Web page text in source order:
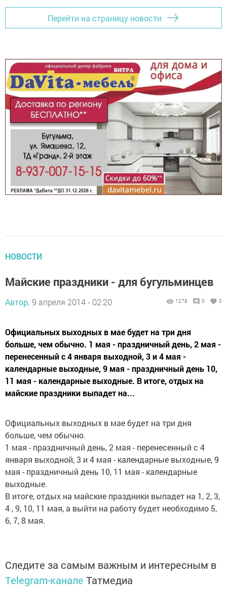
Перейти на страницу новости
НОВОСТИ
Майские праздники - для бугульминцев
Автор, 9 апреля 2014 - 02:20 1278 0 0
Официальных выходных в мае будет на три дня
больше, чем обычно. 1 мая - праздничный день, 2 мая -
перенесенный с 4 января выходной, 3 и 4 мая -
календарные выходные, 9 мая - праздничный день 10,
11 мая - календарные выходные. В итоге, отдых на
майские праздники выпадет на...
Официальных выходных в мае будет на три дня
больше, чем обычно.
1 мая - праздничный день, 2 мая - перенесенный с 4
января выходной, 3 и 4 мая - календарные выходные, 9
мая - праздничный день 10, 11 мая - календарные
выходные.
В итоге, отдых на майские праздники выпадет на 1, 2, 3,
4 , 9, 10, 11 мая, а выйти на работу будет необходимо 5,
6, 7, 8 мая.
Следите за самым важным и интересным в
Telegram-канале Татмедиа